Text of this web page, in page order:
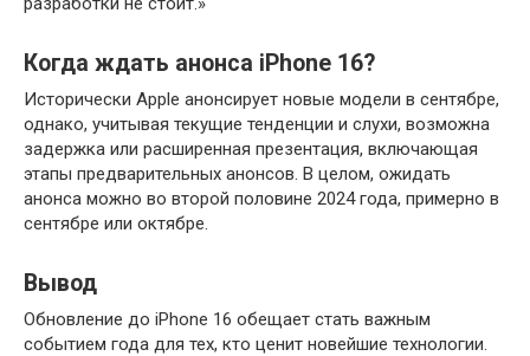
Когда ждать анонса iPhone 16?
Исторически Apple анонсирует новые модели в сентябре,
однако, учитывая текущие тенденции и слухи, возможна
задержка или расширенная презентация, включающая
этапы предварительных анонсов. В целом, ожидать
анонса можно во второй половине 2024 года, примерно в
сентябре или октябре.
Вывод
Обновление до iPhone 16 обещает стать важным
событием года для тех, кто ценит новейшие технологии.